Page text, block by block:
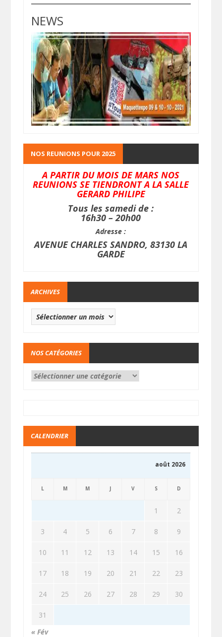
NEWS
NOS REUNIONS POUR 2025
A PARTIR DU MOIS DE MARS NOS
REUNIONS SE TIENDRONT A LA SALLE
GERARD PHILIPE
Tous les samedi de :
16h30 – 20h00
Adresse :
AVENUE CHARLES SANDRO, 83130 LA
GARDE
ARCHIVES
NOS CATÉGORIES
CALENDRIER
août 2026
L M M J V S D
1 2
3 4 5 6 7 8 9
10 11 12 13 14 15 16
17 18 19 20 21 22 23
24 25 26 27 28 29 30
31
« Fév